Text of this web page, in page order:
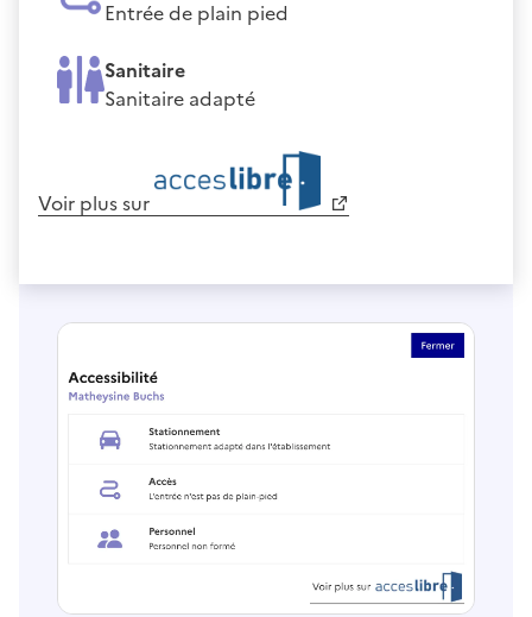
Entrée de plain pied
Sanitaire
Sanitaire adapté
Voir plus sur